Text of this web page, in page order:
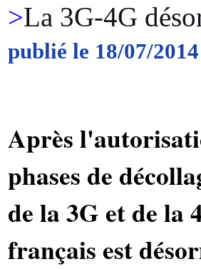
>La 3G-4G
publié le 18/07/2014
Après
phases de
de la 3G et de la
français est